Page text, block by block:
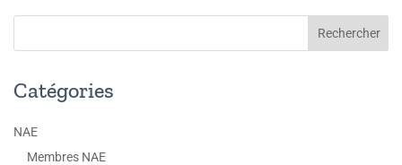
Catégories
NAE
Membres NAE